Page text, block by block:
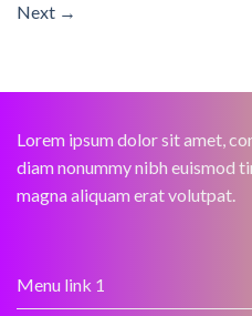
Next →
Lorem ipsum dolor sit amet,
diam nonummy nibh euismod
magna aliquam erat volutpat.
Menu link 1